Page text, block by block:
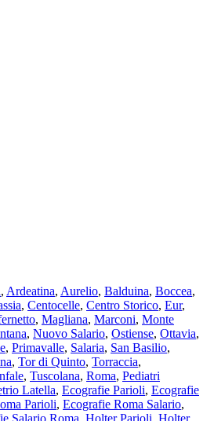
, Ardeatina, Aurelio, Balduina, Boccea,
, Centocelle, Centro Storico, Eur,
, Magliana, Marconi, Monte
, Nuovo Salario, Ostiense, Ottavia,
, Primavalle, Salaria, San Basilio,
, Tor di Quinto, Torraccia,
, Tuscolana, Roma, Pediatri
Latella, Ecografie Parioli, Ecografie
Parioli, Ecografie Roma Salario,
Salario Roma, Holter Parioli, Holter